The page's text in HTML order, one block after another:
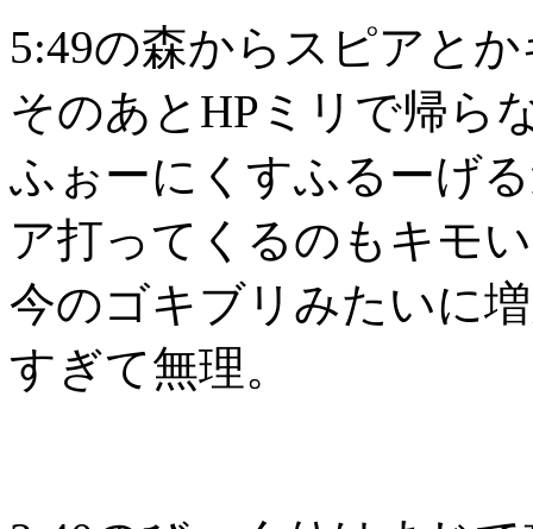
5:49の森からスピアと
そのあとHPミリで帰ら
ふぉーにくすふるーげ
ア打ってくるのもキモ
今のゴキブリみたいに
すぎて無理。